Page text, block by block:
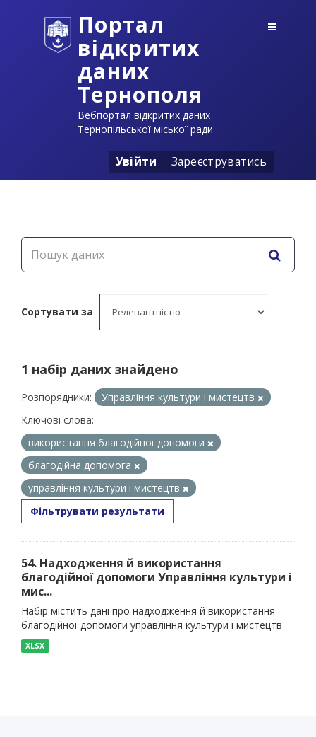
Портал
відкритих
даних
Тернополя
Вебпортал відкритих даних
Тернопільської міської ради
Увійти Зареєструватись
Сортувати за
1 набір даних знайдено
Розпорядники:
Управління культури і мистецтв
Ключові слова:
використання благодійної допомоги
благодійна допомога
управління культури і мистецтв
Фільтрувати результати
54. Надходження й використання
благодійної допомоги Управління культури і
мис...
Набір містить дані про надходження й використання
благодійної допомоги управління культури і мистецтв
XLSX